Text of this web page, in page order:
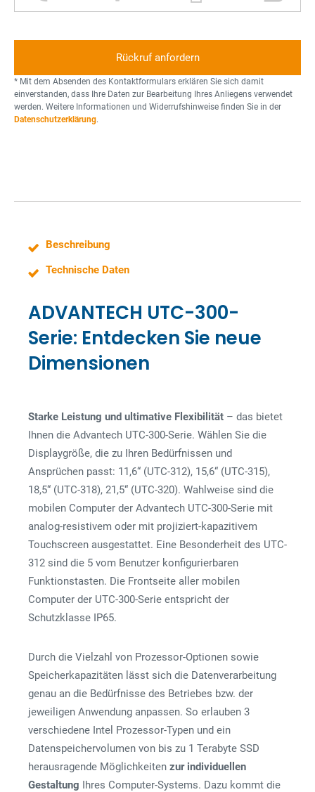
e
e
o
n
l
s
r
c
e
r
r
n
r
* Mit dem Absenden des Kontaktformulars erklären Sie sich damit
einverstanden, dass Ihre Daten zur Bearbeitung Ihres Anliegens verwendet
werden. Weitere Informationen und Widerrufshinweise finden Sie in der
Datenschutzerklärung.
Beschreibung
Technische Daten
ADVANTECH UTC-300-
Serie: Entdecken Sie neue
Dimensionen
Starke Leistung und ultimative Flexibilität – das bietet
Ihnen die Advantech UTC-300-Serie. Wählen Sie die
Displaygröße, die zu Ihren Bedürfnissen und
Ansprüchen passt: 11,6“ (UTC-312), 15,6“ (UTC-315),
18,5“ (UTC-318), 21,5“ (UTC-320). Wahlweise sind die
mobilen Computer der Advantech UTC-300-Serie mit
analog-resistivem oder mit projiziert-kapazitivem
Touchscreen ausgestattet. Eine Besonderheit des UTC-
312 sind die 5 vom Benutzer konfigurierbaren
Funktionstasten. Die Frontseite aller mobilen
Computer der UTC-300-Serie entspricht der
Schutzklasse IP65.
Durch die Vielzahl von Prozessor-Optionen sowie
Speicherkapazitäten lässt sich die Datenverarbeitung
genau an die Bedürfnisse des Betriebes bzw. der
jeweiligen Anwendung anpassen. So erlauben 3
verschiedene Intel Prozessor-Typen und ein
Datenspeichervolumen von bis zu 1 Terabyte SSD
herausragende Möglichkeiten zur individuellen
Gestaltung Ihres Computer-Systems. Dazu kommt die